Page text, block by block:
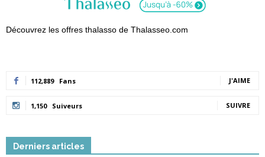
Découvrez les offres thalasso de Thalasseo.com
112,889 Fans J'AIME
1,150 Suiveurs SUIVRE
Derniers articles